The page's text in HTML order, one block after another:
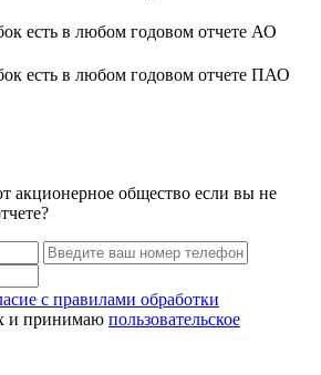
есть в любом годовом отчете АО
есть в любом годовом отчете ПАО
акционерное общество если вы не
с правилами обработки
и принимаю пользовательское